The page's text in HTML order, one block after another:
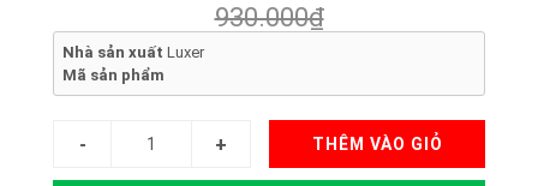
930.000₫
Nhà sản xuất Luxer
Mã sản phẩm
THÊM VÀO GIỎ